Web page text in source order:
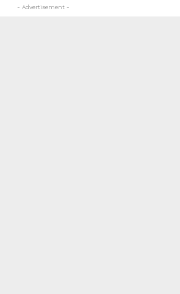
- Advertisement -